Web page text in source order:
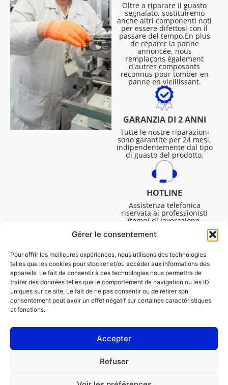
Gérer le consentement
Pour offrir les meilleures expériences, nous utilisons des technologies
telles que les cookies pour stocker et/ou accéder aux informations des
appareils. Le fait de consentir à ces technologies nous permettra de
traiter des données telles que le comportement de navigation ou les ID
uniques sur ce site. Le fait de ne pas consentir ou de retirer son
consentement peut avoir un effet négatif sur certaines caractéristiques
et fonctions.
Accepter
Refuser
Oltre a riparare il guasto
segnalato, sostituiremo
anche altri componenti noti
per essere difettosi con il
passare del tempo.En plus
de réparer la panne
annoncée, nous
remplaçons également
d'autres composants
reconnus pour tomber en
panne en vieillissant.
GARANZIA DI 2 ANNI
Tutte le nostre riparazioni
sono garantite per 24 mesi,
indipendentemente dal tipo
di guasto del prodotto.
HOTLINE
Assistenza telefonica
riservata ai professionisti
(tempi di lavorazione,
Dal lunedì al venerdì dalle